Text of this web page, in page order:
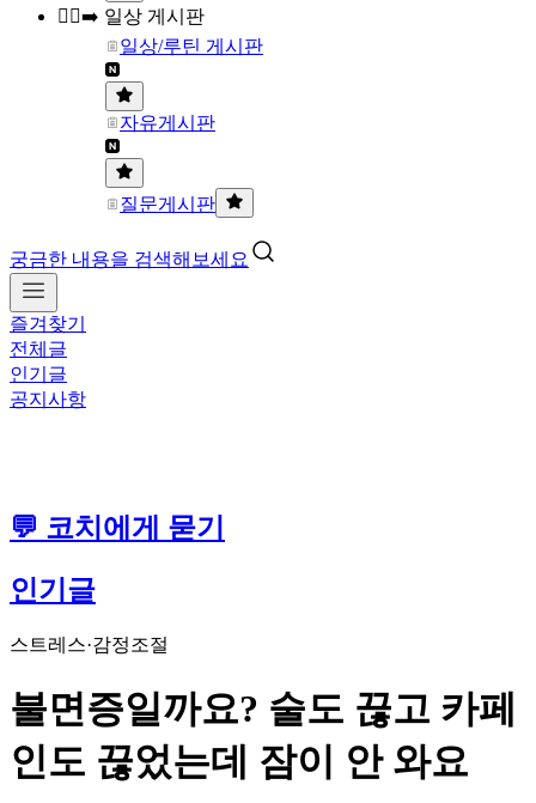
🏃‍♀️‍➡️ 일상 게시판
일상/루틴 게시판
자유게시판
질문게시판
궁금한 내용을 검색해보세요
즐겨찾기
전체글
인기글
공지사항
💬 코치에게 묻기
인기글
스트레스·감정조절
불면증일까요? 술도 끊고 카페
인도 끊었는데 잠이 안 와요